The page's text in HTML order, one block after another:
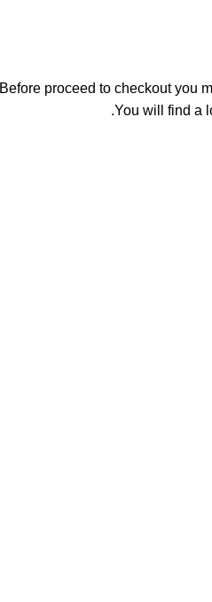
Before proceed to checkout you
You will find a